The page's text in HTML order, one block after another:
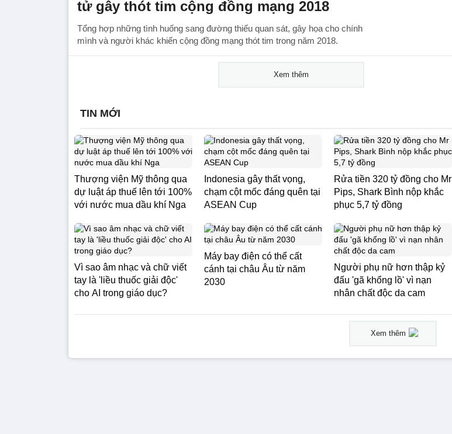
tử gây thót tim cộng đồng mạng 2018
Tổng hợp những tình huống sang đường thiếu quan sát, gây họa cho chính
mình và người khác khiến cộng đồng mạng thót tim trong năm 2018.
Xem thêm
TIN MỚI
Thượng viện Mỹ thông qua
dự luật áp thuế lên tới 100%
với nước mua dầu khí Nga
Indonesia gây thất vọng,
chạm cột mốc đáng quên tại
ASEAN Cup
Rửa tiền 320 tỷ đồng cho Mr
Pips, Shark Bình nộp khắc
phục 5,7 tỷ đồng
Vì sao âm nhạc và chữ viết
tay là 'liều thuốc giải độc'
cho AI trong giáo dục?
Máy bay điện có thể cất
cánh tại châu Âu từ năm
2030
Người phụ nữ hơn thập kỷ
đấu 'gã khổng lồ' vì nạn
nhân chất độc da cam
Xem thêm